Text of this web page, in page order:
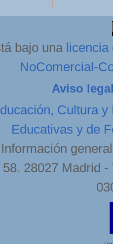
bajo una licencia
NoComercial-
Aviso
Cultura y
Educativas y de
Información
28027 Madrid